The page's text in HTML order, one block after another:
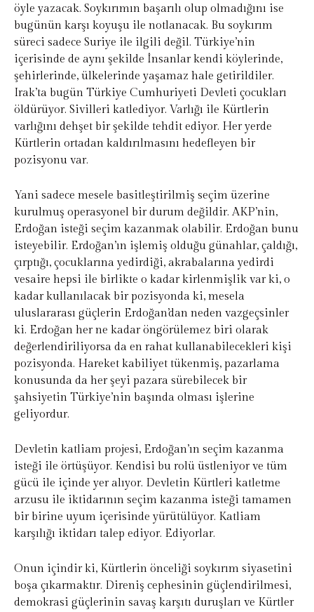
öyle yazacak. Soykırımın başarılı olup olmadığını ise
bugünün karşı koyuşu ile notlanacak. Bu soykırım
süreci sadece Suriye ile ilgili değil. Türkiye’nin
içerisinde de aynı şekilde İnsanlar kendi köylerinde,
şehirlerinde, ülkelerinde yaşamaz hale getirildiler.
Irak’ta bugün Türkiye Cumhuriyeti Devleti çocukları
öldürüyor. Sivilleri katlediyor. Varlığı ile Kürtlerin
varlığını dehşet bir şekilde tehdit ediyor. Her yerde
Kürtlerin ortadan kaldırılmasını hedefleyen bir
pozisyonu var.
Yani sadece mesele basitleştirilmiş seçim üzerine
kurulmuş operasyonel bir durum değildir. AKP’nin,
Erdoğan isteği seçim kazanmak olabilir. Erdoğan bunu
isteyebilir. Erdoğan’ın işlemiş olduğu günahlar, çaldığı,
çırptığı, çocuklarına yedirdiği, akrabalarına yedirdi
vesaire hepsi ile birlikte o kadar kirlenmişlik var ki, o
kadar kullanılacak bir pozisyonda ki, mesela
uluslararası güçlerin Erdoğan’dan neden vazgeçsinler
ki. Erdoğan her ne kadar öngörülemez biri olarak
değerlendiriliyorsa da en rahat kullanabilecekleri kişi
pozisyonda. Hareket kabiliyet tükenmiş, pazarlama
konusunda da her şeyi pazara sürebilecek bir
şahsiyetin Türkiye’nin başında olması işlerine
geliyordur.
Devletin katliam projesi, Erdoğan’ın seçim kazanma
isteği ile örtüşüyor. Kendisi bu rolü üstleniyor ve tüm
gücü ile içinde yer alıyor. Devletin Kürtleri katletme
arzusu ile iktidarının seçim kazanma isteği tamamen
bir birine uyum içerisinde yürütülüyor. Katliam
karşılığı iktidarı talep ediyor. Ediyorlar.
Onun içindir ki, Kürtlerin önceliği soykırım siyasetini
boşa çıkarmaktır. Direniş cephesinin güçlendirilmesi,
demokrasi güçlerinin savaş karşıtı duruşları ve Kürtler